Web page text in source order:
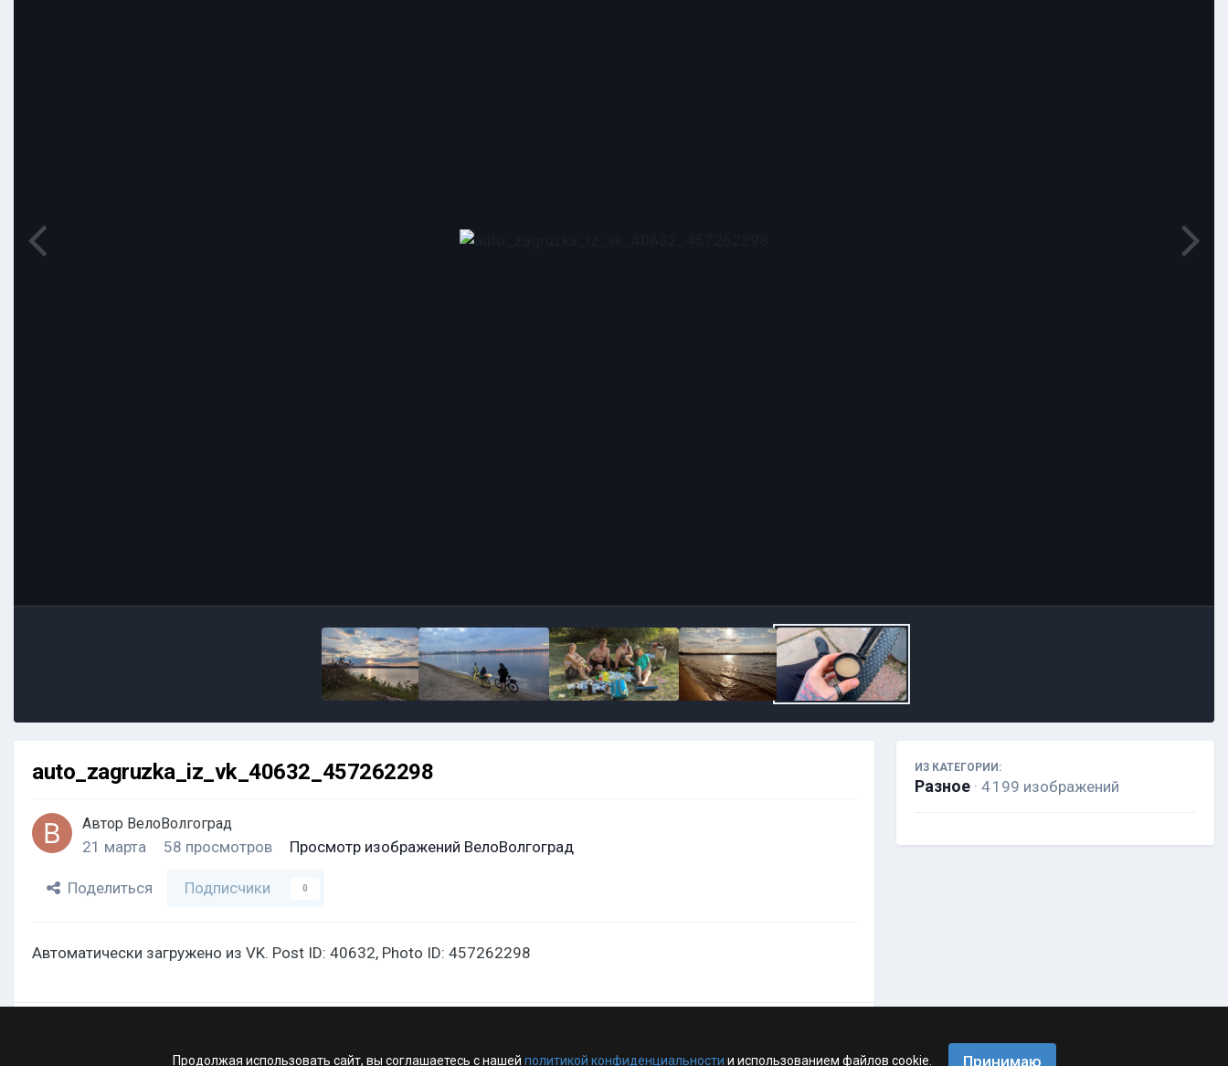
auto_zagruzka_iz_vk_40632_457262298
Автор ВелоВолгоград
21 марта 58 просмотров Просмотр изображений ВелоВолгоград
Поделиться Подписчики 0
Автоматически загружено из VK. Post ID: 40632, Photo ID: 457262298
ИЗ КАТЕГОРИИ:
Разное · 4 199 изображений
Продолжая использовать сайт, вы соглашаетесь с нашей политикой конфиденциальности и использованием файлов cookie. Принимаю